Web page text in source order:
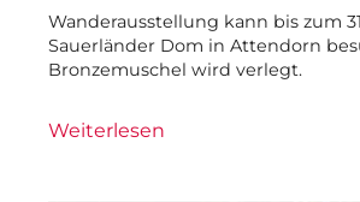
Wanderausstellung kann bis zum
Sauerländer Dom in Attendorn
Bronzemuschel wird verlegt.
Weiterlesen